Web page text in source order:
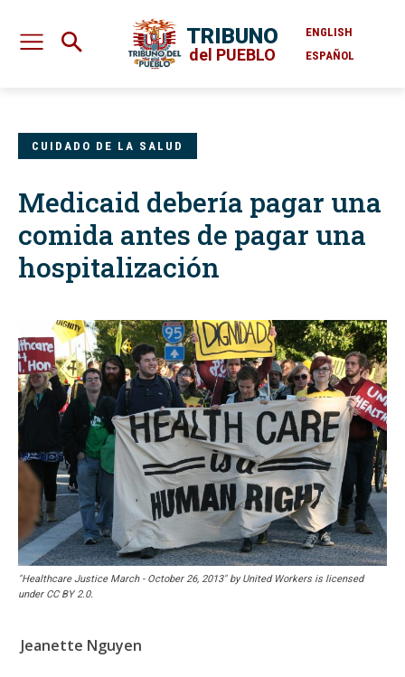
TRIBUNO
del PUEBLO
ENGLISH
ESPAÑOL
CUIDADO DE LA SALUD
Medicaid debería pagar una
comida antes de pagar una
hospitalización
"Healthcare Justice March - October 26, 2013" by United Workers is licensed
under CC BY 2.0.
Jeanette Nguyen